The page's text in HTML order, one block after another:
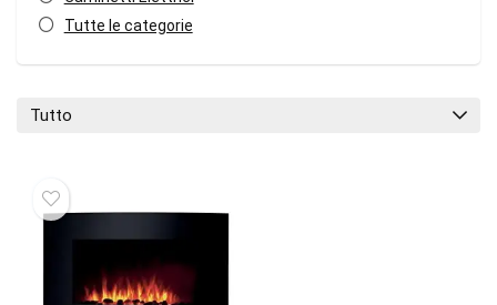
Tutte le categorie
Tutto